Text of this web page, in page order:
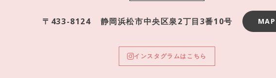
〒433-8124 静岡浜松市中央区泉2丁目3番10号 MAP
インスタグラムはこちら